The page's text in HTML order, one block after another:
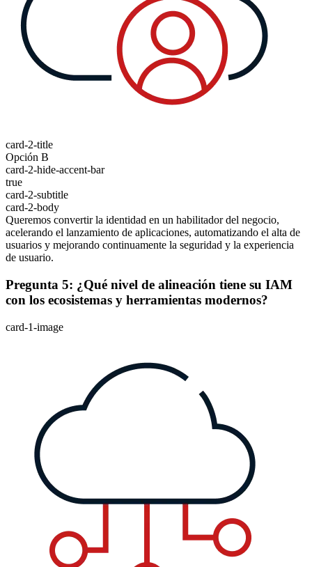
card-2-title
Opción B
card-2-hide-accent-bar
true
card-2-subtitle
card-2-body
Queremos convertir la identidad en un habilitador del negocio,
acelerando el lanzamiento de aplicaciones, automatizando el alta de
usuarios y mejorando continuamente la seguridad y la experiencia
de usuario.
Pregunta 5: ¿Qué nivel de alineación tiene su IAM
con los ecosistemas y herramientas modernos?
card-1-image